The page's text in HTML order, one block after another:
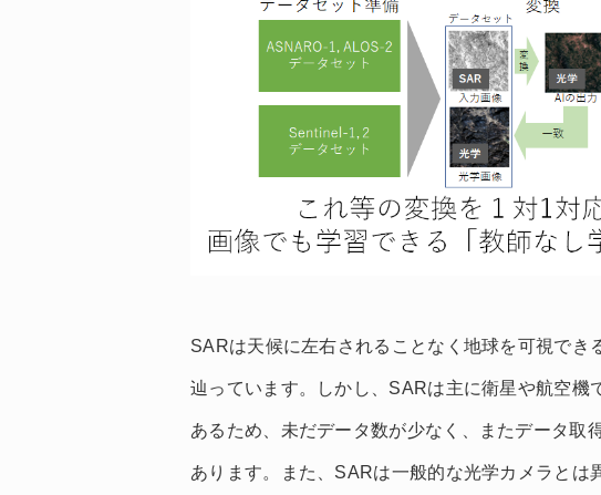
SARは天候に左右されることなく地球を可視でき
辿っています。しかし、SARは主に衛星や航空機
あるため、未だデータ数が少なく、またデータ取
あります。また、SARは一般的な光学カメラとは